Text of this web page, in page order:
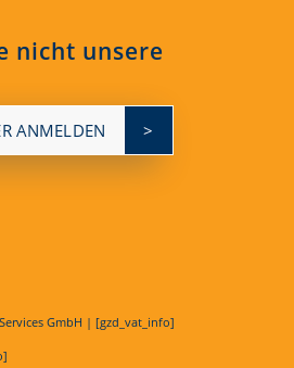
nicht unsere
ANMELDEN
GmbH | [gzd_vat_info]